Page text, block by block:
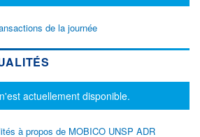
de la journée
actuellement disponible.
à propos de MOBICO UNSP ADR